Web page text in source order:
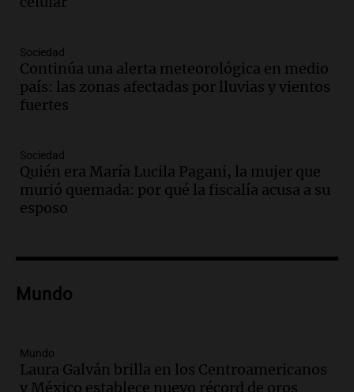
Episodios
ayuda por problemas de fertilidad y la
ostentación de millonarios
Amamos Argentina
Episodios
avanza con testimonios clave sobre el
accidente en Villa Dolores
Panorama Federal
Episodios
tributo todos los jueves
Episodios
sea, va a ser lindo”
La Cadena del Gol
Sociedad
Continúa una alerta meteorológica en medio
país: las zonas afectadas por lluvias y vientos
fuertes
Sociedad
Quién era María Lucila Pagani, la mujer que
murió quemada: por qué la fiscalía acusa a su
esposo
Mundo
Mundo
Laura Galván brilla en los Centroamericanos
y México establece nuevo récord de oros